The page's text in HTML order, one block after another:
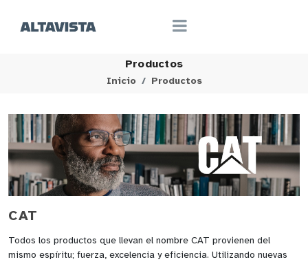
Productos
Inicio Productos
CAT
Todos los productos que llevan el nombre CAT provienen del
mismo espíritu; fuerza, excelencia y eficiencia. Utilizando nuevas